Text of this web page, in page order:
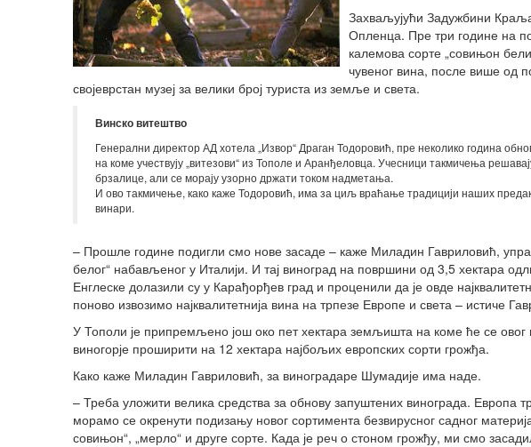
Захваљујући Задужбини
Опленца. Пре три године на
калемова сорте „совињон
чувеног вина, после више од
својеврстан музеј за велики број туриста из земље и света.
Винско витештво
Генерални директор АД хотела „Извор“ Драган Тодоровић, пре неколико година
на коме учествују „витезови“ из Тополе и Аранђеловца. Учесници такмичења
брзалице, али се морају узорно држати током надметања.
И ово такмичење, како каже Тодоровић, има за циљ враћање традицији наших
винари.
– Прошле године подигли смо нове засаде – каже Миладин Гавриловић,
белог“ набављеног у Италији. И тај виноград на површини од 3,5 хектара
Енглеске долазили су у Карађорђев град и проценили да је овде
поново извозимо најквалитетнија вина на трпезе Европе и света – истиче
У Тополи је припремљено још око пет хектара земљишта на коме ће се
виногорје проширити на 12 хектара најбољих европских сорти грожђа.
Како каже Миладин Гавриловић, за виноградаре Шумадије има наде.
– Треба уложити велика средства за обнову запуштених винограда. Европа
морамо се окренути подизању новог сортимента безвирусног садног
совињон“, „мерло“ и друге сорте. Када је реч о стоном грожђу, ми смо